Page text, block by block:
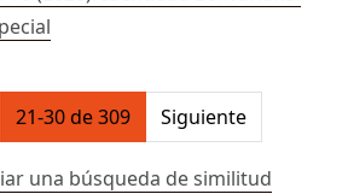
21-30 de 309 Siguiente
una búsqueda de similitud